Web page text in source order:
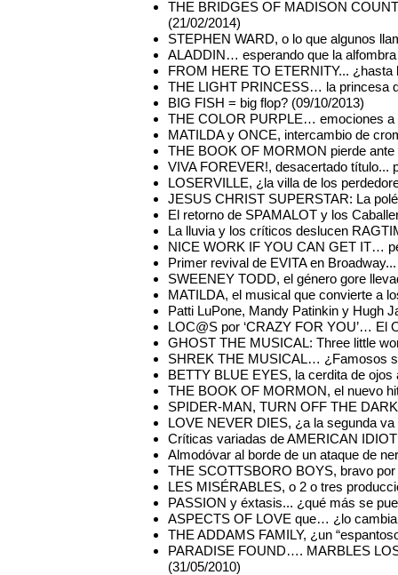
THE BRIDGES OF MADISON
(21/02/2014)
STEPHEN WARD, o lo que algunos
ALADDIN… esperando que la
FROM HERE TO ETERNITY... ¿hasta
THE LIGHT PRINCESS… la princesa
BIG FISH = big flop? (09/10/2013)
THE COLOR PURPLE… emociones a
MATILDA y ONCE, intercambio de
THE BOOK OF MORMON pierde
VIVA FOREVER!, desacertado título...
LOSERVILLE, ¿la villa de los
JESUS CHRIST SUPERSTAR: La
El retorno de SPAMALOT y los
La lluvia y los críticos deslucen
NICE WORK IF YOU CAN GET IT…
Primer revival de EVITA en
SWEENEY TODD, el género gore
MATILDA, el musical que convierte a
Patti LuPone, Mandy Patinkin y Hugh
LOC@S por ‘CRAZY FOR YOU’… El
GHOST THE MUSICAL: Three little
SHREK THE MUSICAL… ¿Famosos
BETTY BLUE EYES, la cerdita de
THE BOOK OF MORMON, el nuevo
SPIDER-MAN, TURN OFF THE
LOVE NEVER DIES, ¿a la segunda
Críticas variadas de AMERICAN
Almodóvar al borde de un ataque de
THE SCOTTSBORO BOYS, bravo
LES MISÉRABLES, o 2 o tres
PASSION y éxtasis... ¿qué más se
ASPECTS OF LOVE que… ¿lo
THE ADDAMS FAMILY, ¿un
PARADISE FOUND…. MARBLES
(31/05/2010)